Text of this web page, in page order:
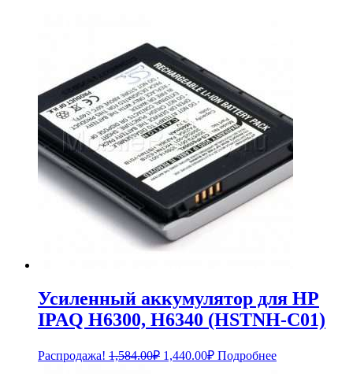
Усиленный аккумулятор для HP
IPAQ H6300, H6340 (HSTNH-C01)
Распродажа! 1,584.00₽ Первоначальная
1,440.00₽Текущая
цена:
Подробнее